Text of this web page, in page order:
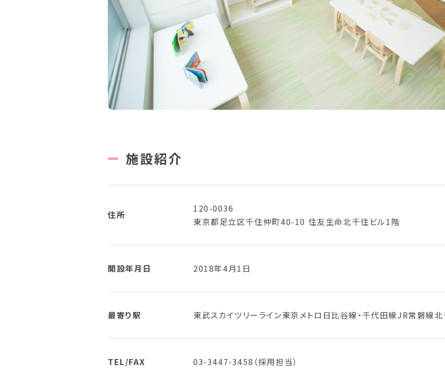
Workplace
働く場所を探す
働く場所を探す
施設紹介
住所
120-0036
東京都足立区千住仲町40-10 住友生命北千住ビル1階
開設年月日 2018年4月1日
最寄り駅 東武スカイツリーライン東京メトロ日比谷線・千代田線JR常磐線
TEL/FAX 03-3447-3458（採用担当）